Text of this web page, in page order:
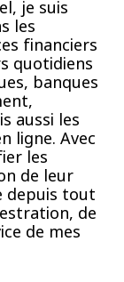
je suis
les
financiers
quotidiens
banques
aussi les
ligne. Avec
les
de leur
depuis tout
de
de mes